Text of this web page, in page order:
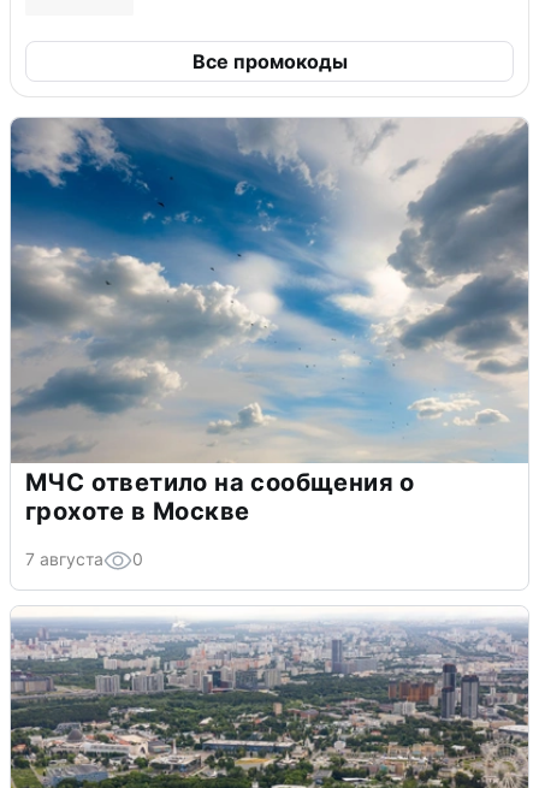
Все промокоды
МЧС ответило на сообщения о
грохоте в Москве
7 августа 0